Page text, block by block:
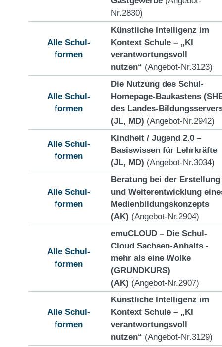
Nr.2830)
Alle Schul-
formen
Künstliche Intelligenz im
Kontext Schule – „KI
verantwortungsvoll
nutzen“ (Angebot-Nr.3123)
Alle Schul-
formen
Die Nutzung des Schul-
Homepage-Baukastens
des Landes-
(JL, MD) (Angebot-Nr.2942)
Alle Schul-
formen
Kindheit / Jugend 2.0 –
Basiswissen für Lehrkräfte
(JL, MD) (Angebot-Nr.3034)
Alle Schul-
formen
Beratung bei der Erstellung
und Weiterentwicklung
Medienbildungskonzepts
(AK) (Angebot-Nr.2904)
Alle Schul-
formen
emuCLOUD – Die Schul-
Cloud Sachsen-Anhalts -
mehr als eine Wolke
(GRUNDKURS)
(AK) (Angebot-Nr.2907)
Alle Schul-
formen
Künstliche Intelligenz im
Kontext Schule – „KI
verantwortungsvoll
nutzen“ (Angebot-Nr.3129)